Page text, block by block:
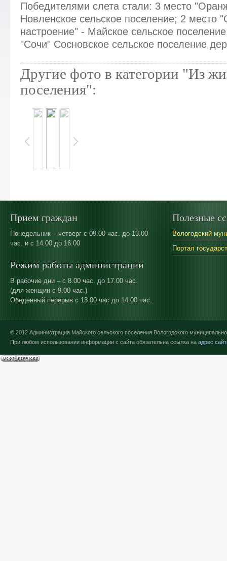
Победителями слета стали: 3 место
Новленское сельское поселение; 2 место
настроение" - Майское сельское
"Сочи" Сосновское сельское поселение
Другие фото в категории "Из
поселения":
Прием граждан
Понедельник – четверг с 09.00 час. до 13.00
час. и с 14.00 до 16.00
Режим работы администрации
В рабочие дни – с 8.00 час. до 17.00 час.
(для женщин с 9.00 час.)
Обеденный перерыв с 13.00 час до 14.00 час.
Полезные
Вологодский
Портал
© 2012 Администрация Майского сельского поселения Вологодского
При любом использовании информации с сайта обязательна ссылка на адрес